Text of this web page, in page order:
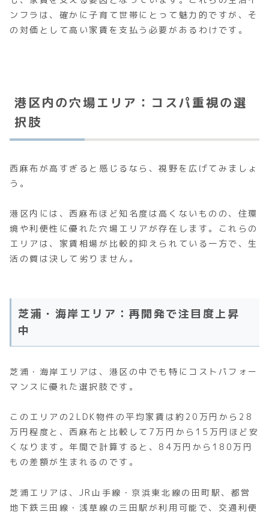
ンフラは、確かに子育て世帯にとって魅力的ですが、そ
の対価として高い家賃を支払う必要があるわけです。
港区内の穴場エリア：コスパ重視の選
択肢
西麻布が高すぎると感じるなら、視野を広げてみましょ
う。
港区内には、西麻布ほど知名度は高くないものの、住環
境や利便性に優れた穴場エリアが存在します。これらの
エリアは、家賃相場が比較的抑えられている一方で、生
活の質は決して劣りません。
芝浦・海岸エリア：再開発で注目度上昇
中
芝浦・海岸エリアは、港区の中でも特にコストパフォー
マンスに優れた選択肢です。
このエリアの2LDK物件の平均家賃は約20万円から28
万円程度と、西麻布と比較して7万円から15万円ほど安
くなります。年間で計算すると、84万円から180万円
もの差額が生まれるのです。
芝浦エリアは、JR山手線・京浜東北線の田町駅、都営
地下鉄三田線・浅草線の三田駅が利用可能で、交通利便